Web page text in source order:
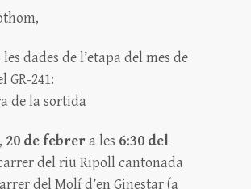
dades de l’etapa del mes de
GR-241:
de la sortida
20 de febrera les 6:30 del
del riu Ripoll cantonada
del Molí d’en Ginestar (a